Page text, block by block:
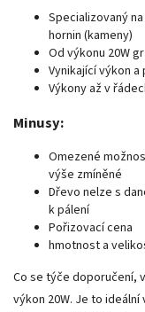
Specializovaný
hornin (kameny)
Od výkonu 20W
Vynikající výkon
Výkony až v
Minusy:
Omezené
výše zmíněné
Dřevo nelze s
k pálení
Pořizovací cena
hmotnost a
Co se týče doporučení,
výkon 20W. Je to